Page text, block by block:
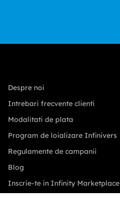
Despre noi
Intrebari frecvente clienti
Modalitati de plata
Program de loializare Infinivers
Regulamente de campanii
Blog
Inscrie-te in Infinity Marketplace